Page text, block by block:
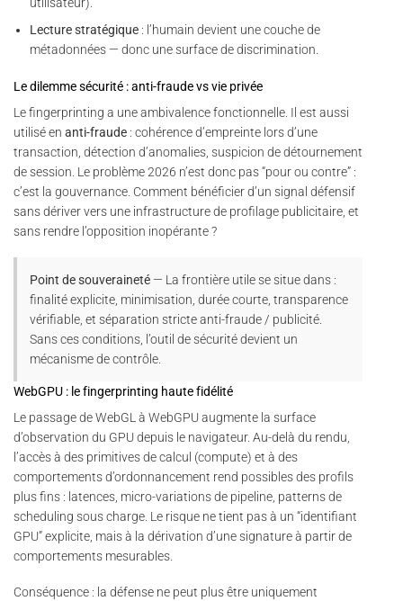
Lecture stratégique : l’humain devient une couche de
métadonnées — donc une surface de discrimination.
Le dilemme sécurité : anti-fraude vs vie privée
Le fingerprinting a une ambivalence fonctionnelle. Il est aussi
utilisé en anti-fraude : cohérence d’empreinte lors d’une
transaction, détection d’anomalies, suspicion de détournement
de session. Le problème 2026 n’est donc pas “pour ou contre” :
c’est la gouvernance. Comment bénéficier d’un signal défensif
sans dériver vers une infrastructure de profilage publicitaire, et
sans rendre l’opposition inopérante ?
Point de souveraineté — La frontière utile se situe dans :
finalité explicite, minimisation, durée courte, transparence
vérifiable, et séparation stricte anti-fraude / publicité.
Sans ces conditions, l’outil de sécurité devient un
mécanisme de contrôle.
WebGPU : le fingerprinting haute fidélité
Le passage de WebGL à WebGPU augmente la surface
d’observation du GPU depuis le navigateur. Au-delà du rendu,
l’accès à des primitives de calcul (compute) et à des
comportements d’ordonnancement rend possibles des profils
plus fins : latences, micro-variations de pipeline, patterns de
scheduling sous charge. Le risque ne tient pas à un “identifiant
GPU” explicite, mais à la dérivation d’une signature à partir de
comportements mesurables.
Conséquence : la défense ne peut plus être uniquement